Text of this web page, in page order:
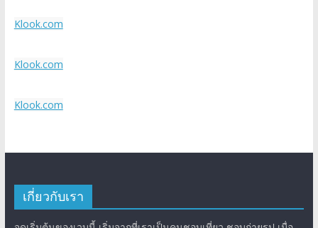
Klook.com
Klook.com
Klook.com
เกี่ยวกับเรา